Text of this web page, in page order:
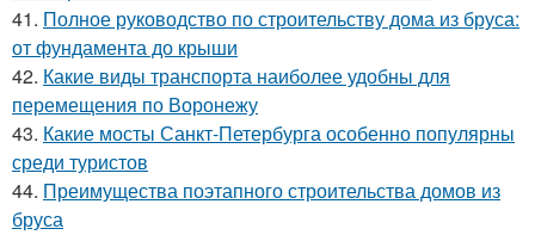
41. Полное руководство по строительству дома из бруса:
от фундамента до крыши
42. Какие виды транспорта наиболее удобны для
перемещения по Воронежу
43. Какие мосты Санкт-Петербурга особенно популярны
среди туристов
44. Преимущества поэтапного строительства домов из
бруса